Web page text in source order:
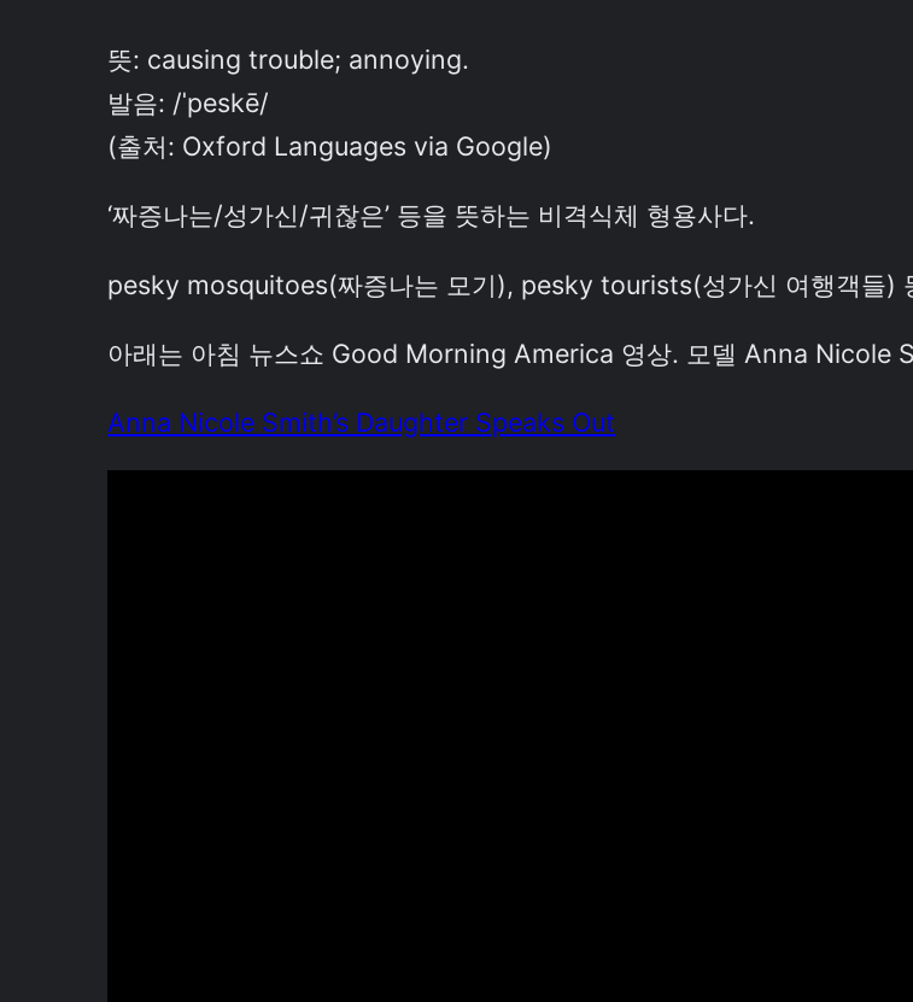
뜻: causing trouble; annoying.
발음: /ˈpeskē/
(출처: Oxford Languages via Google)
‘짜증나는/성가신/귀찮은’ 등을 뜻하는 비격식체 형용사다.
pesky mosquitoes(짜증나는 모기), pesky tourists(성가신 여행객들)
아래는 아침 뉴스쇼 Good Morning America 영상. 모델 Anna Nicole
Anna Nicole Smith’s Daughter Speaks Out